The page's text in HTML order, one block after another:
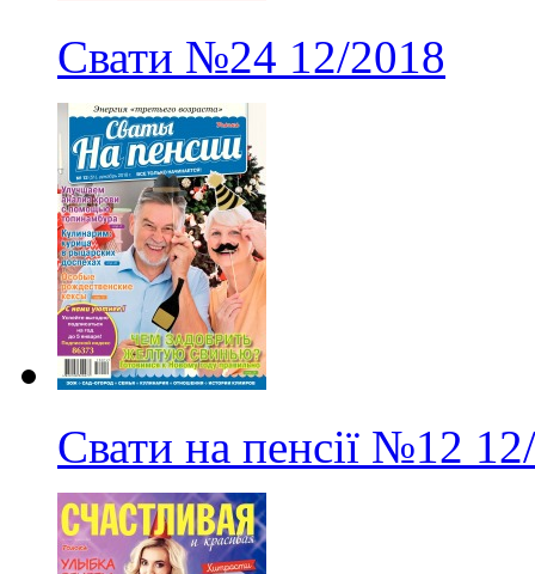
Свати №24 12/2018
Свати на пенсії №12